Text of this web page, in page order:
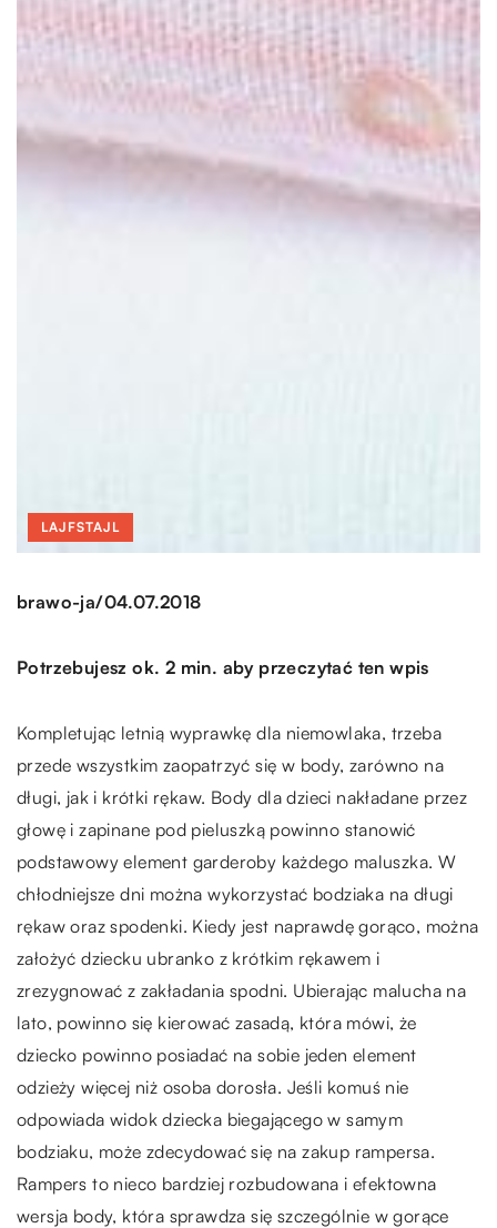
LAJFSTAJL
brawo-ja/04.07.2018
Potrzebujesz ok. 2 min. aby przeczytać ten wpis
Kompletując letnią wyprawkę dla niemowlaka, trzeba
przede wszystkim zaopatrzyć się w body, zarówno na
długi, jak i krótki rękaw. Body dla dzieci nakładane przez
głowę i zapinane pod pieluszką powinno stanowić
podstawowy element garderoby każdego maluszka. W
chłodniejsze dni można wykorzystać bodziaka na długi
rękaw oraz spodenki. Kiedy jest naprawdę gorąco, można
założyć dziecku ubranko z krótkim rękawem i
zrezygnować z zakładania spodni. Ubierając malucha na
lato, powinno się kierować zasadą, która mówi, że
dziecko powinno posiadać na sobie jeden element
odzieży więcej niż osoba dorosła. Jeśli komuś nie
odpowiada widok dziecka biegającego w samym
bodziaku, może zdecydować się na zakup rampersa.
Rampers to nieco bardziej rozbudowana i efektowna
wersja body, która sprawdza się szczególnie w gorące